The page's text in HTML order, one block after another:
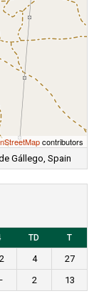
contributors
Gállego, Spain
TD T
4
27
2 13